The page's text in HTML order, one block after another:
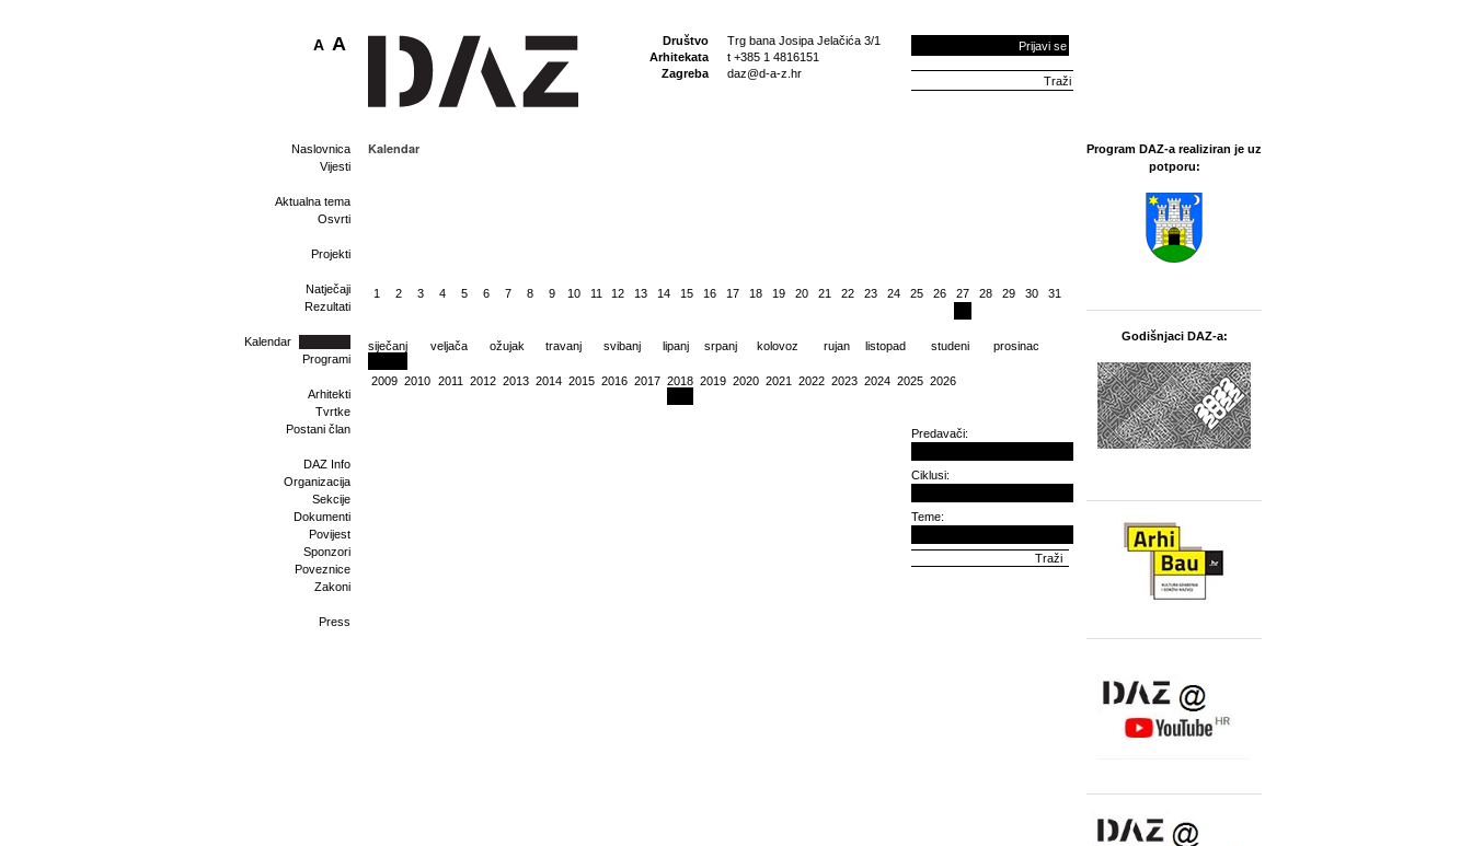
Društvo
Arhitekata
Zagreba
Trg bana Josipa Jelačića 3/1
t +385 1 4816151
daz@d-a-z.hr
Prijavi se
A A
Naslovnica
Vijesti
Aktualna tema
Osvrti
Projekti
Natječaji
Rezultati
Kalendar
Programi
Arhitekti
Tvrtke
Postani član
DAZ Info
Organizacija
Sekcije
Dokumenti
Povijest
Sponzori
Poveznice
Zakoni
Press
Kalendar
1 2 3 4 5 6 7 8 9 10 11 12 13 14 15 16 17 18 19 20 21 22 23 24 25 26 27 28 29 30 31
siječanj veljača ožujak travanj svibanj lipanj srpanj kolovoz rujan listopad studeni prosinac
2009 2010 2011 2012 2013 2014 2015 2016 2017 2018 2019 2020 2021 2022 2023 2024 2025 2026
Predavači:
Ciklusi:
Teme:
Program DAZ-a realiziran je uz
potporu:
Godišnjaci DAZ-a: